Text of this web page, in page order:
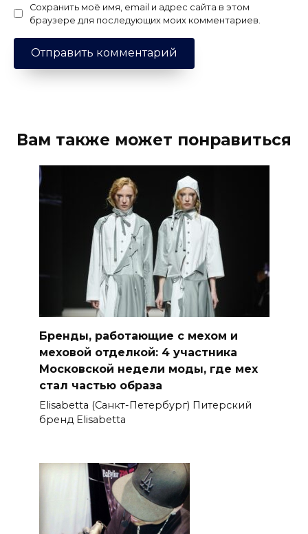
Сохранить моё имя, email и адрес сайта в этом
браузере для последующих моих комментариев.
Вам также может понравиться
Бренды, работающие с мехом и
меховой отделкой: 4 участника
Московской недели моды, где мех
стал частью образа
Elisabetta (Санкт-Петербург) Питерский
бренд Elisabetta